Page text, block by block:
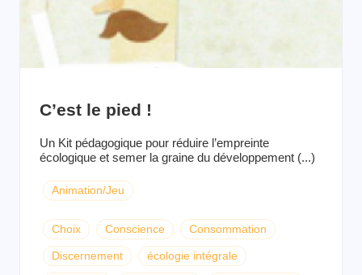
C’est le pied !
Un Kit pédagogique pour réduire l’empreinte
écologique et semer la graine du développement (...)
Animation/Jeu
Choix Conscience Consommation
Discernement écologie intégrale